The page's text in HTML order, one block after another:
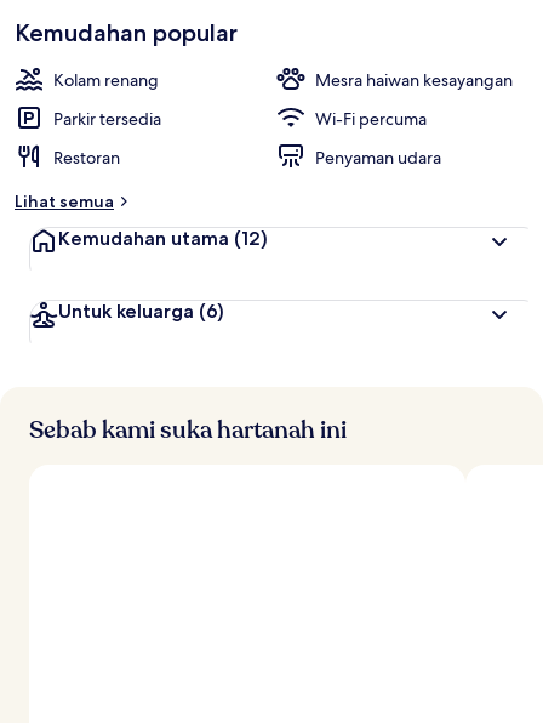
Kemudahan popular
Kolam renang
Mesra haiwan kesayangan
Parkir tersedia
Wi-Fi percuma
Restoran
Penyaman udara
Lihat semua
Kemudahan utama (12)
Untuk keluarga (6)
Sebab kami suka hartanah ini